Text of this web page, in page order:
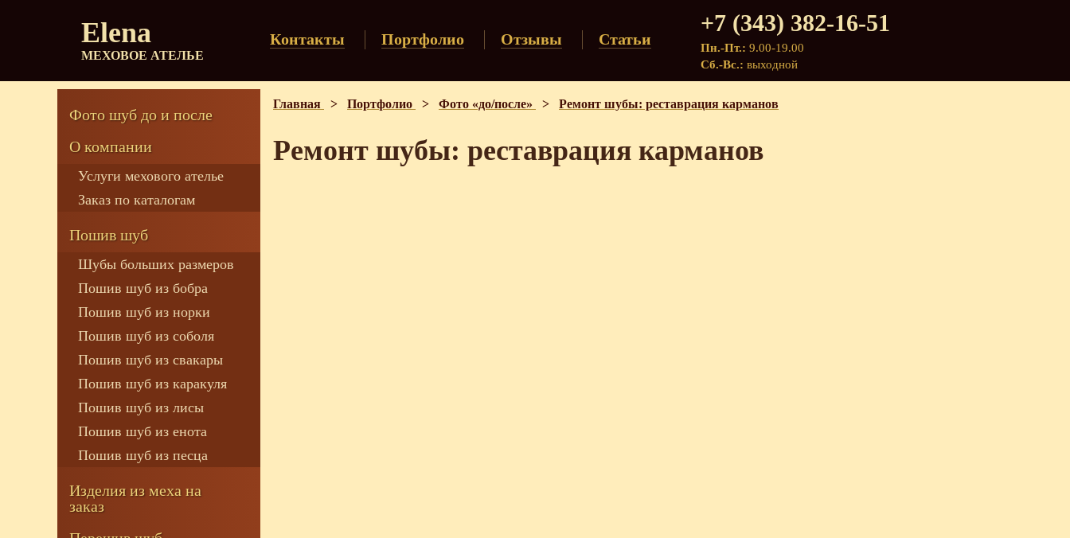
Elena
МЕХОВОЕ АТЕЛЬЕ
+7 (343) 382-16-51
Пн.-Пт.: 9.00-19.00
Сб.-Вс.: выходной
Контакты Портфолио Отзывы Статьи
Фото шуб до и после
О компании
Услуги мехового ателье
Заказ по каталогам
Пошив шуб
Шубы больших размеров
Пошив шуб из бобра
Пошив шуб из норки
Пошив шуб из соболя
Пошив шуб из свакары
Пошив шуб из каракуля
Пошив шуб из лисы
Пошив шуб из енота
Пошив шуб из песца
Изделия из меха на
заказ
Главная > Портфолио > Фото «до/после» > Ремонт шубы: реставрация карманов
Ремонт шубы: реставрация карманов